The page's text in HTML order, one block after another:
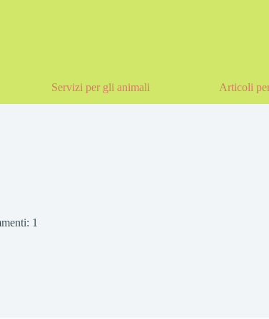
Servizi per gli animali Articoli
1